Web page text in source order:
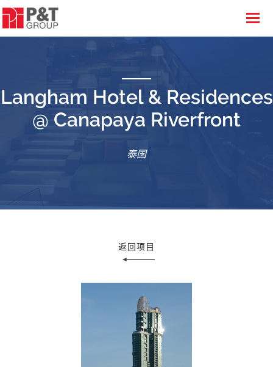
Langham Hotel & Residences
@ Canapaya Riverfront
泰国
返回项目